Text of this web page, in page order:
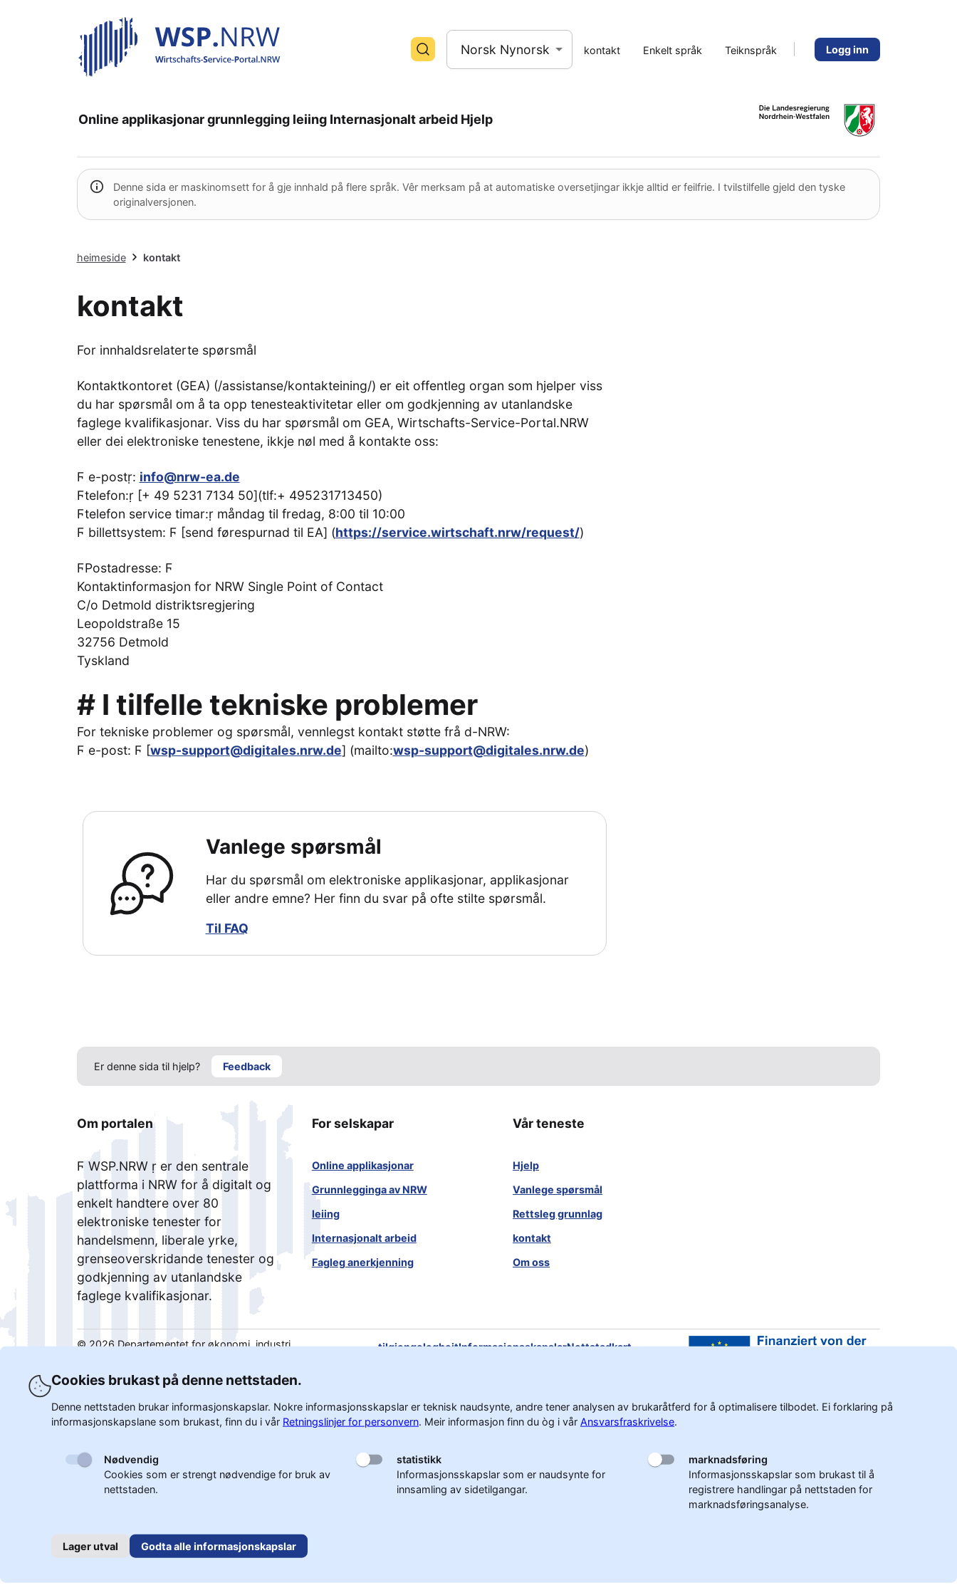
Norsk Nynorsk kontakt Enkelt språk Teiknspråk Logg inn
Online applikasjonar grunnlegging leiing Internasjonalt arbeid Hjelp
Denne sida er maskinomsett for å gje innhald på flere språk. Vêr merksam på at automatiske oversetjingar ikkje alltid er feilfrie. I tvilstilfelle gjeld den tyske
originalversjonen.
heimeside kontakt
kontakt
For innhaldsrelaterte spørsmål
Kontaktkontoret (GEA) (/assistanse/kontakteining/) er eit offentleg organ som hjelper viss
du har spørsmål om å ta opp tenesteaktivitetar eller om godkjenning av utanlandske
faglege kvalifikasjonar. Viss du har spørsmål om GEA, Wirtschafts-Service-Portal.NRW
eller dei elektroniske tenestene, ikkje nøl med å kontakte oss:
Ϝ e-postṛ: info@nrw-ea.de
Ϝtelefon:ṛ [+ 49 5231 7134 50](tlf:+ 495231713450)
Ϝtelefon service timar:ṛ måndag til fredag, 8:00 til 10:00
Ϝ billettsystem: Ϝ [send førespurnad til EA] (https://service.wirtschaft.nrw/request/)
ϜPostadresse: Ϝ
Kontaktinformasjon for NRW Single Point of Contact
C/o Detmold distriktsregjering
Leopoldstraße 15
32756 Detmold
Tyskland
# I tilfelle tekniske problemer
For tekniske problemer og spørsmål, vennlegst kontakt støtte frå d-NRW:
Ϝ e-post: Ϝ [wsp-support@digitales.nrw.de] (mailto:wsp-support@digitales.nrw.de)
Vanlege spørsmål
Har du spørsmål om elektroniske applikasjonar, applikasjonar
eller andre emne? Her finn du svar på ofte stilte spørsmål.
Til FAQ
Er denne sida til hjelp? Feedback
Om portalen
Ϝ WSP.NRW ṛ er den sentrale
plattforma i NRW for å digitalt og
enkelt handtere over 80
elektroniske tenester for
handelsmenn, liberale yrke,
grenseoverskridande tenester og
godkjenning av utanlandske
faglege kvalifikasjonar.
For selskapar
Online applikasjonar
Grunnlegginga av NRW
leiing
Internasjonalt arbeid
Fagleg anerkjenning
Vår teneste
Hjelp
Vanlege spørsmål
Rettsleg grunnlag
kontakt
Om oss
© 2026 Departementet for økonomi, industri,
Westfalen.
tilgjengelegheitInformasjonsskapslarNettstadkart
Cookies brukast på denne nettstaden.
Denne nettstaden brukar informasjonskapslar. Nokre informasjonsskapslar er teknisk naudsynte, andre tener analysen av brukaråtferd for å optimalisere tilbodet. Ei forklaring på
informasjonskapslane som brukast, finn du i vår Retningslinjer for personvern. Meir informasjon finn du òg i vår Ansvarsfraskrivelse.
Nødvendig
Cookies som er strengt nødvendige for bruk av
nettstaden.
statistikk
Informasjonsskapslar som er naudsynte for
innsamling av sidetilgangar.
marknadsføring
Informasjonsskapslar som brukast til å
registrere handlingar på nettstaden for
marknadsføringsanalyse.
Lager utval Godta alle informasjonskapslar